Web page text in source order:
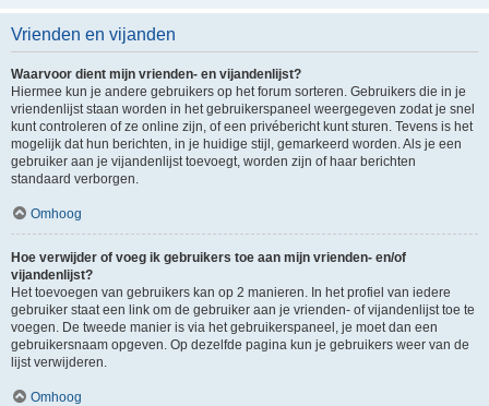
Vrienden en vijanden
Waarvoor dient mijn vrienden- en vijandenlijst?
Hiermee kun je andere gebruikers op het forum sorteren. Gebruikers die in je
vriendenlijst staan worden in het gebruikerspaneel weergegeven zodat je snel
kunt controleren of ze online zijn, of een privébericht kunt sturen. Tevens is het
mogelijk dat hun berichten, in je huidige stijl, gemarkeerd worden. Als je een
gebruiker aan je vijandenlijst toevoegt, worden zijn of haar berichten
standaard verborgen.
Omhoog
Hoe verwijder of voeg ik gebruikers toe aan mijn vrienden- en/of
vijandenlijst?
Het toevoegen van gebruikers kan op 2 manieren. In het profiel van iedere
gebruiker staat een link om de gebruiker aan je vrienden- of vijandenlijst toe te
voegen. De tweede manier is via het gebruikerspaneel, je moet dan een
gebruikersnaam opgeven. Op dezelfde pagina kun je gebruikers weer van de
lijst verwijderen.
Omhoog